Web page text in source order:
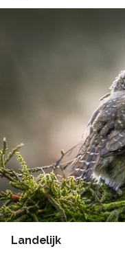
Landelijk